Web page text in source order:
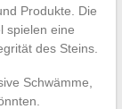
Produkte. Die
spielen eine
des Steins.
Schwämme,